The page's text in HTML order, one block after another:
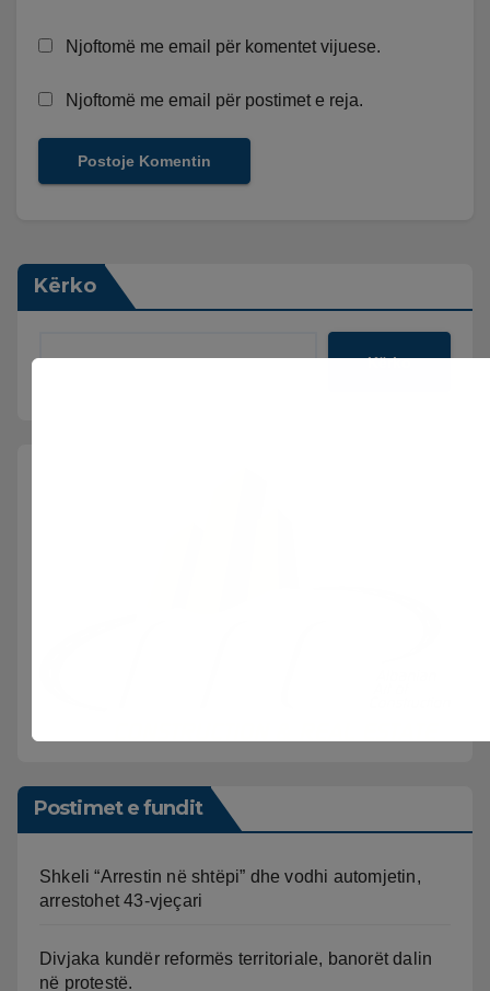
Njoftomë me email për komentet vijuese.
Njoftomë me email për postimet e reja.
Kërko
Kërko
Postimet e fundit
Shkeli “Arrestin në shtëpi” dhe vodhi automjetin,
arrestohet 43-vjeçari
Divjaka kundër reformës territoriale, banorët dalin
në protestë.